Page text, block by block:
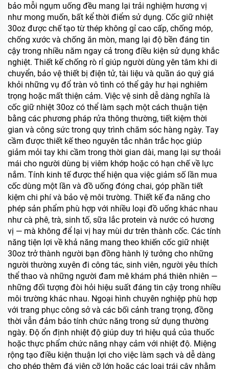
bảo mỗi ngụm uống đều mang lại trải nghiệm hương vị
như mong muốn, bất kể thời điểm sử dụng. Cốc giữ nhiệt
30oz được chế tạo từ thép không gỉ cao cấp, chống móp,
chống xước và chống ăn mòn, mang lại độ bền đáng tin
cậy trong nhiều năm ngay cả trong điều kiện sử dụng khắc
nghiệt. Thiết kế chống rò rỉ giúp người dùng yên tâm khi di
chuyển, bảo vệ thiết bị điện tử, tài liệu và quần áo quý giá
khỏi những vụ đổ tràn vô tình có thể gây hư hại nghiêm
trọng hoặc mất thiện cảm. Việc vệ sinh dễ dàng nghĩa là
cốc giữ nhiệt 30oz có thể làm sạch một cách thuận tiện
bằng các phương pháp rửa thông thường, tiết kiệm thời
gian và công sức trong quy trình chăm sóc hàng ngày. Tay
cầm được thiết kế theo nguyên tắc nhân trắc học giúp
giảm mỏi tay khi cầm trong thời gian dài, mang lại sự thoải
mái cho người dùng bị viêm khớp hoặc có hạn chế về lực
nắm. Tính kinh tế được thể hiện qua việc giảm số lần mua
cốc dùng một lần và đồ uống đóng chai, góp phần tiết
kiệm chi phí và bảo vệ môi trường. Thiết kế đa năng cho
phép sản phẩm phù hợp với nhiều loại đồ uống khác nhau
như cà phê, trà, sinh tố, sữa lắc protein và nước có hương
vị — mà không để lại vị hay mùi dư trên thành cốc. Các tính
năng tiện lợi về khả năng mang theo khiến cốc giữ nhiệt
30oz trở thành người bạn đồng hành lý tưởng cho những
người thường xuyên đi công tác, sinh viên, người yêu thích
thể thao và những người đam mê khám phá thiên nhiên —
những đối tượng đòi hỏi hiệu suất đáng tin cậy trong nhiều
môi trường khác nhau. Ngoại hình chuyên nghiệp phù hợp
với trang phục công sở và các bối cảnh trang trọng, đồng
thời vẫn đảm bảo tính chức năng trong sử dụng thường
ngày. Độ ổn định nhiệt độ giúp duy trì hiệu quả của thuốc
hoặc thực phẩm chức năng nhạy cảm với nhiệt độ. Miệng
rộng tạo điều kiện thuận lợi cho việc làm sạch và dễ dàng
cho phép thêm đá viên cỡ lớn hoặc các loại trái cây nhằm